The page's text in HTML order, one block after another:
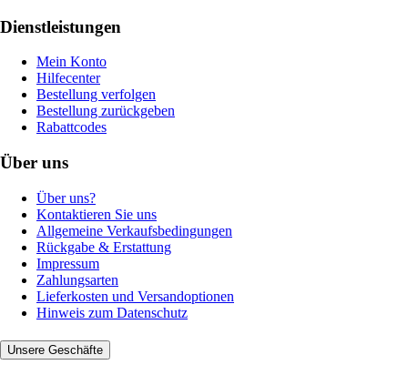
Dienstleistungen
Mein Konto
Hilfecenter
Bestellung verfolgen
Bestellung zurückgeben
Rabattcodes
Über uns
Über uns?
Kontaktieren Sie uns
Allgemeine Verkaufsbedingungen
Rückgabe & Erstattung
Impressum
Zahlungsarten
Lieferkosten und Versandoptionen
Hinweis zum Datenschutz
Unsere Geschäfte